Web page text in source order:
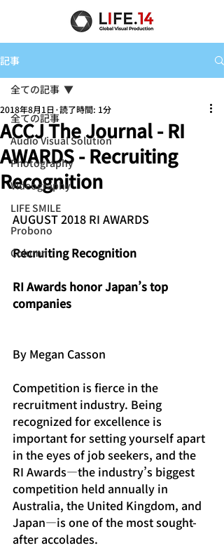
記事
全ての記事
Audio Visual Solution
Photography
Videography
LIFE SMILE
Probono
Column
全ての記事
ACCJ The Journal - RI
AWARDS - Recruiting
Recognition
2018年8月1日 読了時間: 1分
AUGUST 2018 RI AWARDS
Recruiting Recognition
RI Awards honor Japan’s top
companies
By Megan Casson
Competition is fierce in the
recruitment industry. Being
recognized for excellence is
important for setting yourself apart
in the eyes of job seekers, and the
RI Awards—the industry’s biggest
competition held annually in
Australia, the United Kingdom, and
Japan—is one of the most sought-
after accolades.